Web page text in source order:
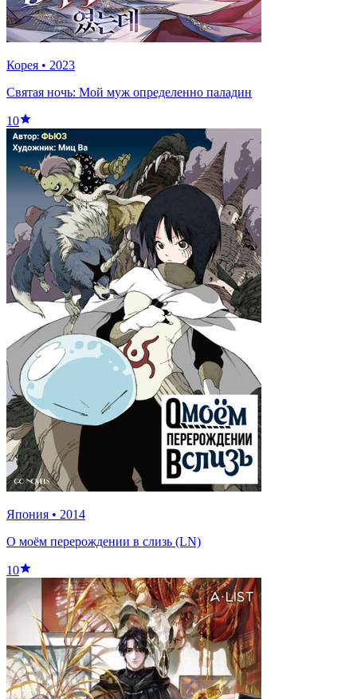
Корея • 2023
Святая ночь: Мой муж определенно паладин
10
Япония • 2014
О моём перерождении в слизь (LN)
10